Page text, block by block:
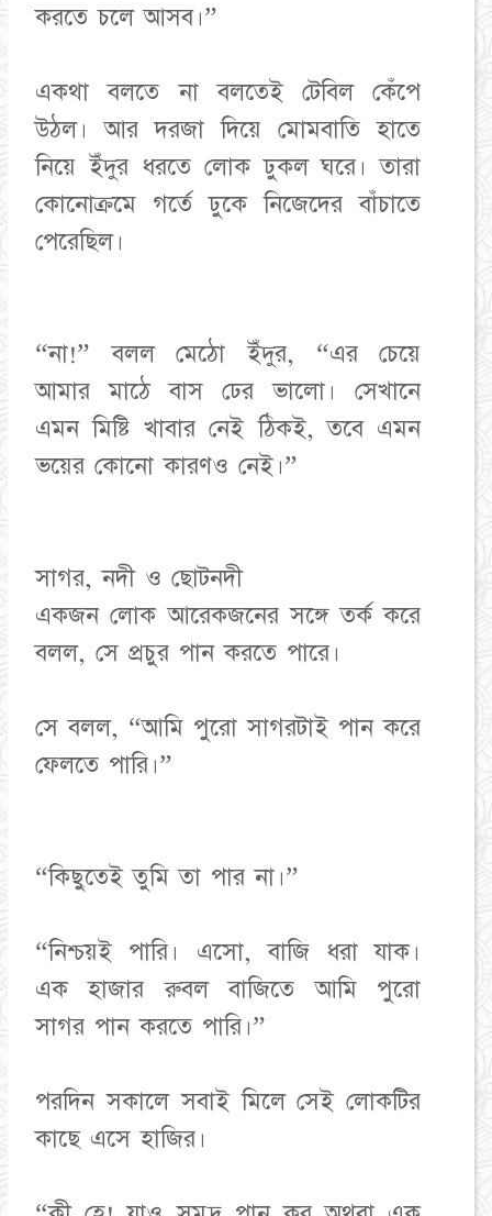
করতে চলে আসব।”
একথা বলতে না বলতেই টেবিল কেঁপে
উঠল। আর দরজা দিয়ে মোমবাতি হাতে
নিয়ে ইঁদুর ধরতে লোক ঢুকল ঘরে। তারা
কোনোক্রমে গর্তে ঢুকে নিজেদের বাঁচাতে
পেরেছিল।
“না!” বলল মেঠো ইঁদুর, “এর চেয়ে
আমার মাঠে বাস ঢের ভালো। সেখানে
এমন মিষ্টি খাবার নেই ঠিকই, তবে এমন
ভয়ের কোনো কারণও নেই।”
সাগর, নদী ও ছোটনদী
একজন লোক আরেকজনের সঙ্গে তর্ক করে
বলল, সে প্রচুর পান করতে পারে।
সে বলল, “আমি পুরো সাগরটাই পান করে
ফেলতে পারি।”
“কিছুতেই তুমি তা পার না।”
“নিশ্চয়ই পারি। এসো, বাজি ধরা যাক।
এক হাজার রুবল বাজিতে আমি পুরো
সাগর পান করতে পারি।”
পরদিন সকালে সবাই মিলে সেই লোকটির
কাছে এসে হাজির।